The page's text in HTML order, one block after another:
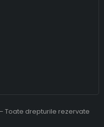
Toate drepturile rezervate